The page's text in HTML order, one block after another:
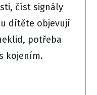
číst signály
dítěte objevují
potřeba
kojením.